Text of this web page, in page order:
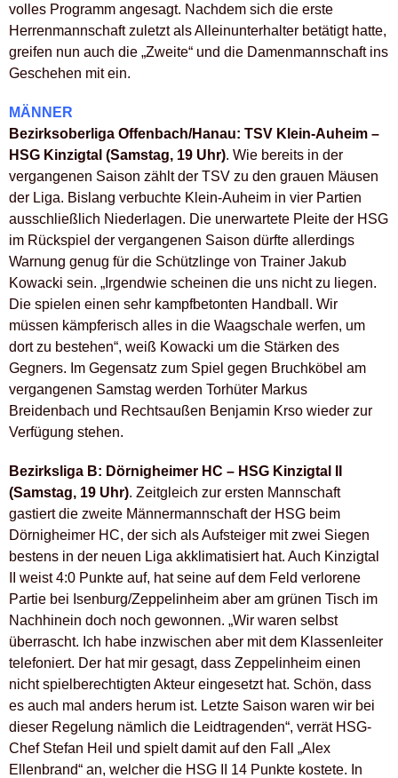
volles Programm angesagt. Nachdem sich die erste
Herrenmannschaft zuletzt als Alleinunterhalter betätigt hatte,
greifen nun auch die „Zweite“ und die Damenmannschaft ins
Geschehen mit ein.
MÄNNER
Bezirksoberliga Offenbach/Hanau: TSV Klein-Auheim –
HSG Kinzigtal (Samstag, 19 Uhr). Wie bereits in der
vergangenen Saison zählt der TSV zu den grauen Mäusen
der Liga. Bislang verbuchte Klein-Auheim in vier Partien
ausschließlich Niederlagen. Die unerwartete Pleite der HSG
im Rückspiel der vergangenen Saison dürfte allerdings
Warnung genug für die Schützlinge von Trainer Jakub
Kowacki sein. „Irgendwie scheinen die uns nicht zu liegen.
Die spielen einen sehr kampfbetonten Handball. Wir
müssen kämpferisch alles in die Waagschale werfen, um
dort zu bestehen“, weiß Kowacki um die Stärken des
Gegners. Im Gegensatz zum Spiel gegen Bruchköbel am
vergangenen Samstag werden Torhüter Markus
Breidenbach und Rechtsaußen Benjamin Krso wieder zur
Verfügung stehen.
Bezirksliga B: Dörnigheimer HC – HSG Kinzigtal II
(Samstag, 19 Uhr). Zeitgleich zur ersten Mannschaft
gastiert die zweite Männermannschaft der HSG beim
Dörnigheimer HC, der sich als Aufsteiger mit zwei Siegen
bestens in der neuen Liga akklimatisiert hat. Auch Kinzigtal
II weist 4:0 Punkte auf, hat seine auf dem Feld verlorene
Partie bei Isenburg/Zeppelinheim aber am grünen Tisch im
Nachhinein doch noch gewonnen. „Wir waren selbst
überrascht. Ich habe inzwischen aber mit dem Klassenleiter
telefoniert. Der hat mir gesagt, dass Zeppelinheim einen
nicht spielberechtigten Akteur eingesetzt hat. Schön, dass
es auch mal anders herum ist. Letzte Saison waren wir bei
dieser Regelung nämlich die Leidtragenden“, verrät HSG-
Chef Stefan Heil und spielt damit auf den Fall „Alex
Ellenbrand“ an, welcher die HSG II 14 Punkte kostete. In